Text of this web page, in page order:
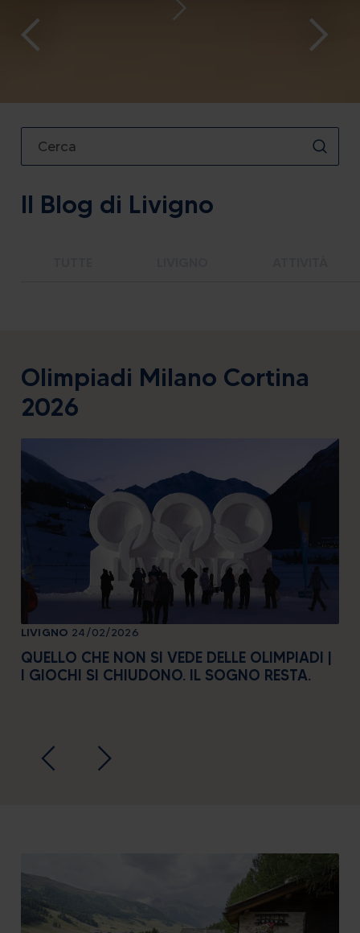
Il Blog di Livigno
Olimpiadi Milano Cortina
2026
LIVIGNO 24/02/2026
QUELLO CHE NON SI VEDE DELLE OLIMPIADI |
I GIOCHI SI CHIUDONO. IL SOGNO RESTA.